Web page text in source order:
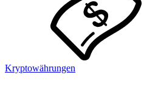
Kryptowährungen